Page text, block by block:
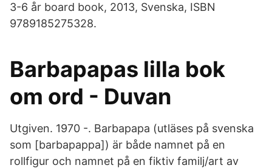
3-6 år board book, 2013, Svenska, ISBN
9789185275328.
Barbapapas lilla bok
om ord - Duvan
Utgiven. 1970 -. Barbapapa (utläses på svenska
som [barbapappa]) är både namnet på en
rollfigur och namnet på en fiktiv familj/art av